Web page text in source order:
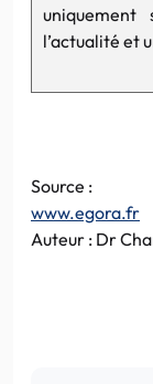
l’actualité et
Source :
www.egora.fr
Auteur : Dr